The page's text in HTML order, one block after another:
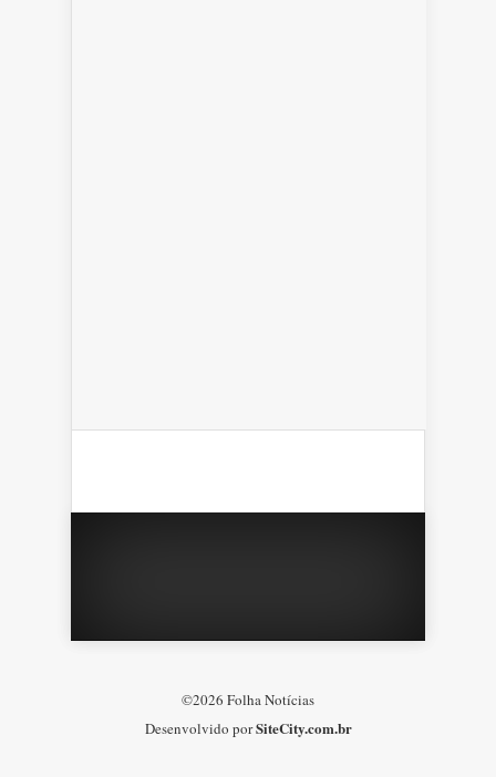
©2026 Folha Notícias
Desenvolvido porSiteCity.com.br